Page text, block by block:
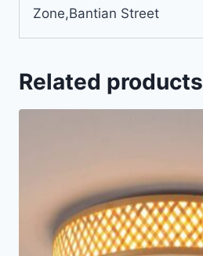
Zone,Bantian Street
Related products